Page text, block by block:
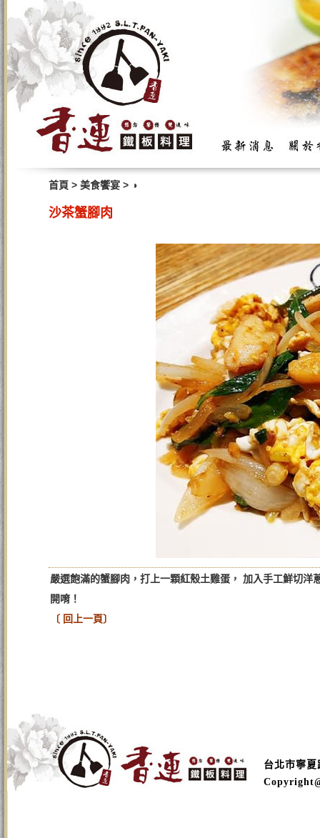
首頁 > 美食饗宴 > ◑
沙茶蟹腳肉
嚴選飽滿的蟹腳肉，打上一顆紅殼土雞蛋， 加入手工鮮切
開唷！
〔 回上一頁〕
台北市寧